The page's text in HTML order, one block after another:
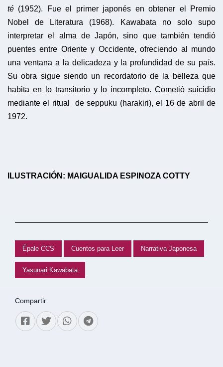
té (1952). Fue el primer japonés en obtener el Premio
Nobel de Literatura (1968). Kawabata no solo supo
interpretar el alma de Japón, sino que también tendió
puentes entre Oriente y Occidente, ofreciendo al mundo
una ventana a la delicadeza y la profundidad de su país.
Su obra sigue siendo un recordatorio de la belleza que
habita en lo transitorio y lo incompleto. Cometió suicidio
mediante el ritual de seppuku (harakiri), el 16 de abril de
1972.
ILUSTRACIÓN: MAIGUALIDA ESPINOZA COTTY
Épale CCS Cuentos para Leer Narrativa Japonesa
Yasunari Kawabata
Compartir